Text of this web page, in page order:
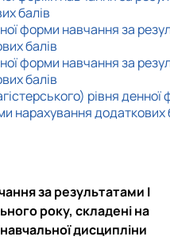
балів
форми навчання за
балів
форми навчання за
балів
рівня денної
нарахування додаткових
за результатами I
року, складені на
дисципліни